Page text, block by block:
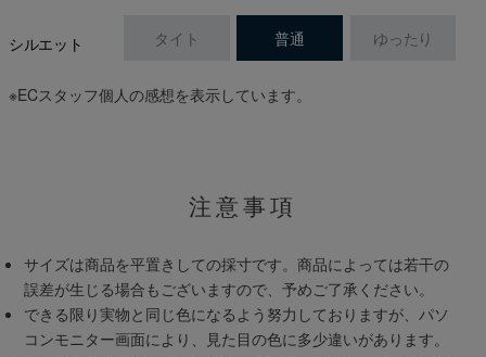
シルエット タイト 普通 ゆったり
※ECスタッフ個人の感想を表示しています。
注意事項
サイズは商品を平置きしての採寸です。商品によっては若干の
誤差が生じる場合もございますので、予めご了承ください。
できる限り実物と同じ色になるよう努力しておりますが、パソ
コンモニター画面により、見た目の色に多少違いがあります。